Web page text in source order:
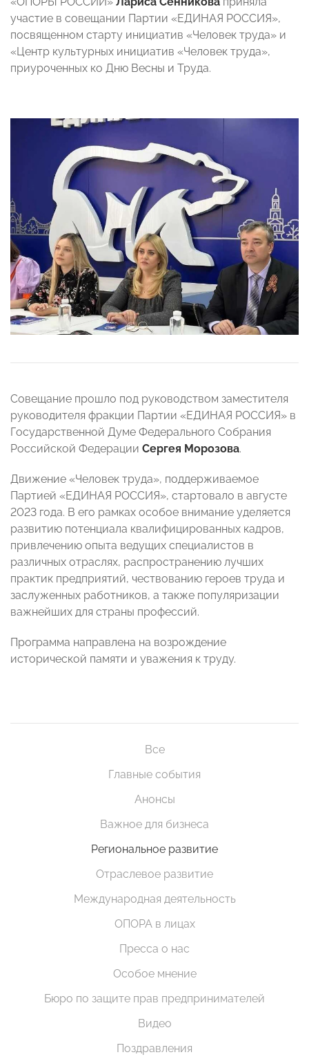
участие в совещании Партии «ЕДИНАЯ РОССИЯ»,
посвященном старту инициатив «Человек труда» и
«Центр культурных инициатив «Человек труда»,
приуроченных ко Дню Весны и Труда.
Совещание прошло под руководством заместителя
руководителя фракции Партии «ЕДИНАЯ РОССИЯ» в
Государственной Думе Федерального Собрания
Российской Федерации Сергея Морозова.
Движение «Человек труда», поддерживаемое
Партией «ЕДИНАЯ РОССИЯ», стартовало в августе
2023 года. В его рамках особое внимание уделяется
развитию потенциала квалифицированных кадров,
привлечению опыта ведущих специалистов в
различных отраслях, распространению лучших
практик предприятий, чествованию героев труда и
заслуженных работников, а также популяризации
важнейших для страны профессий.
Программа направлена на возрождение
исторической памяти и уважения к труду.
Все
Главные события
Анонсы
Важное для бизнеса
Региональное развитие
Отраслевое развитие
Международная деятельность
ОПОРА в лицах
Пресса о нас
Особое мнение
Бюро по защите прав предпринимателей
Видео
Поздравления